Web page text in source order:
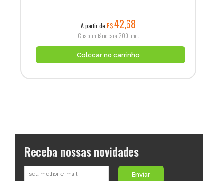
A partir de R$42,68
Custo unitário para 200 und.
Colocar no carrinho
Receba nossas novidades
Enviar